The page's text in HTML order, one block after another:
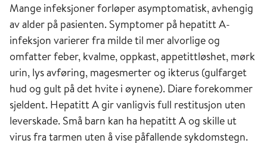
Mange infeksjoner forløper asymptomatisk, avhengig
av alder på pasienten. Symptomer på hepatitt A-
infeksjon varierer fra milde til mer alvorlige og
omfatter feber, kvalme, oppkast, appetittløshet, mørk
urin, lys avføring, magesmerter og ikterus (gulfarget
hud og gult på det hvite i øynene). Diare forekommer
sjeldent. Hepatitt A gir vanligvis full restitusjon uten
leverskade. Små barn kan ha hepatitt A og skille ut
virus fra tarmen uten å vise påfallende sykdomstegn.